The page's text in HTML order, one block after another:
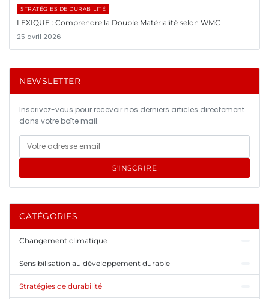
STRATÉGIES DE DURABILITÉ
LEXIQUE : Comprendre la Double Matérialité selon WMC
25 avril 2026
NEWSLETTER
Inscrivez-vous pour recevoir nos derniers articles directement
dans votre boîte mail.
S'INSCRIRE
CATÉGORIES
Changement climatique
Sensibilisation au développement durable
Stratégies de durabilité